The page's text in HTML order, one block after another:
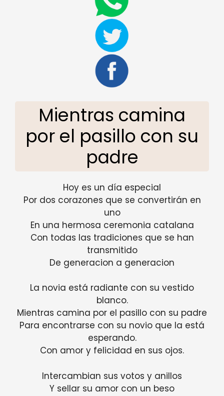
Mientras camina
por el pasillo con su
padre
Hoy es un día especial
Por dos corazones que se convertirán en
uno
En una hermosa ceremonia catalana
Con todas las tradiciones que se han
transmitido
De generacion a generacion
La novia está radiante con su vestido
blanco.
Mientras camina por el pasillo con su padre
Para encontrarse con su novio que la está
esperando.
Con amor y felicidad en sus ojos.
Intercambian sus votos y anillos
Y sellar su amor con un beso